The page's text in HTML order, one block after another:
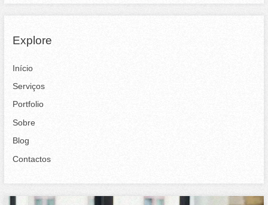
Explore
Início
Serviços
Portfolio
Sobre
Blog
Contactos